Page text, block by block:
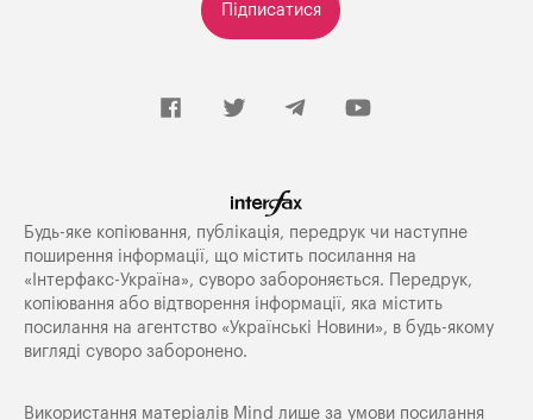
Підписатися
Будь-яке копiювання, публiкацiя, передрук чи наступне
поширення iнформацiї, що мiстить посилання на
«Iнтерфакс-Україна», суворо забороняється. Передрук,
копіювання або відтворення інформації, яка містить
посилання на агентство «Українські Новини», в будь-якому
вигляді суворо заборонено.
Використання матеріалів Mind лише за умови посилання